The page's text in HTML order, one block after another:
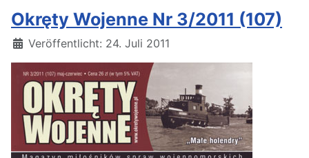
Okręty Wojenne Nr 3/2011 (107)
Details
Veröffentlicht: 24. Juli 2011